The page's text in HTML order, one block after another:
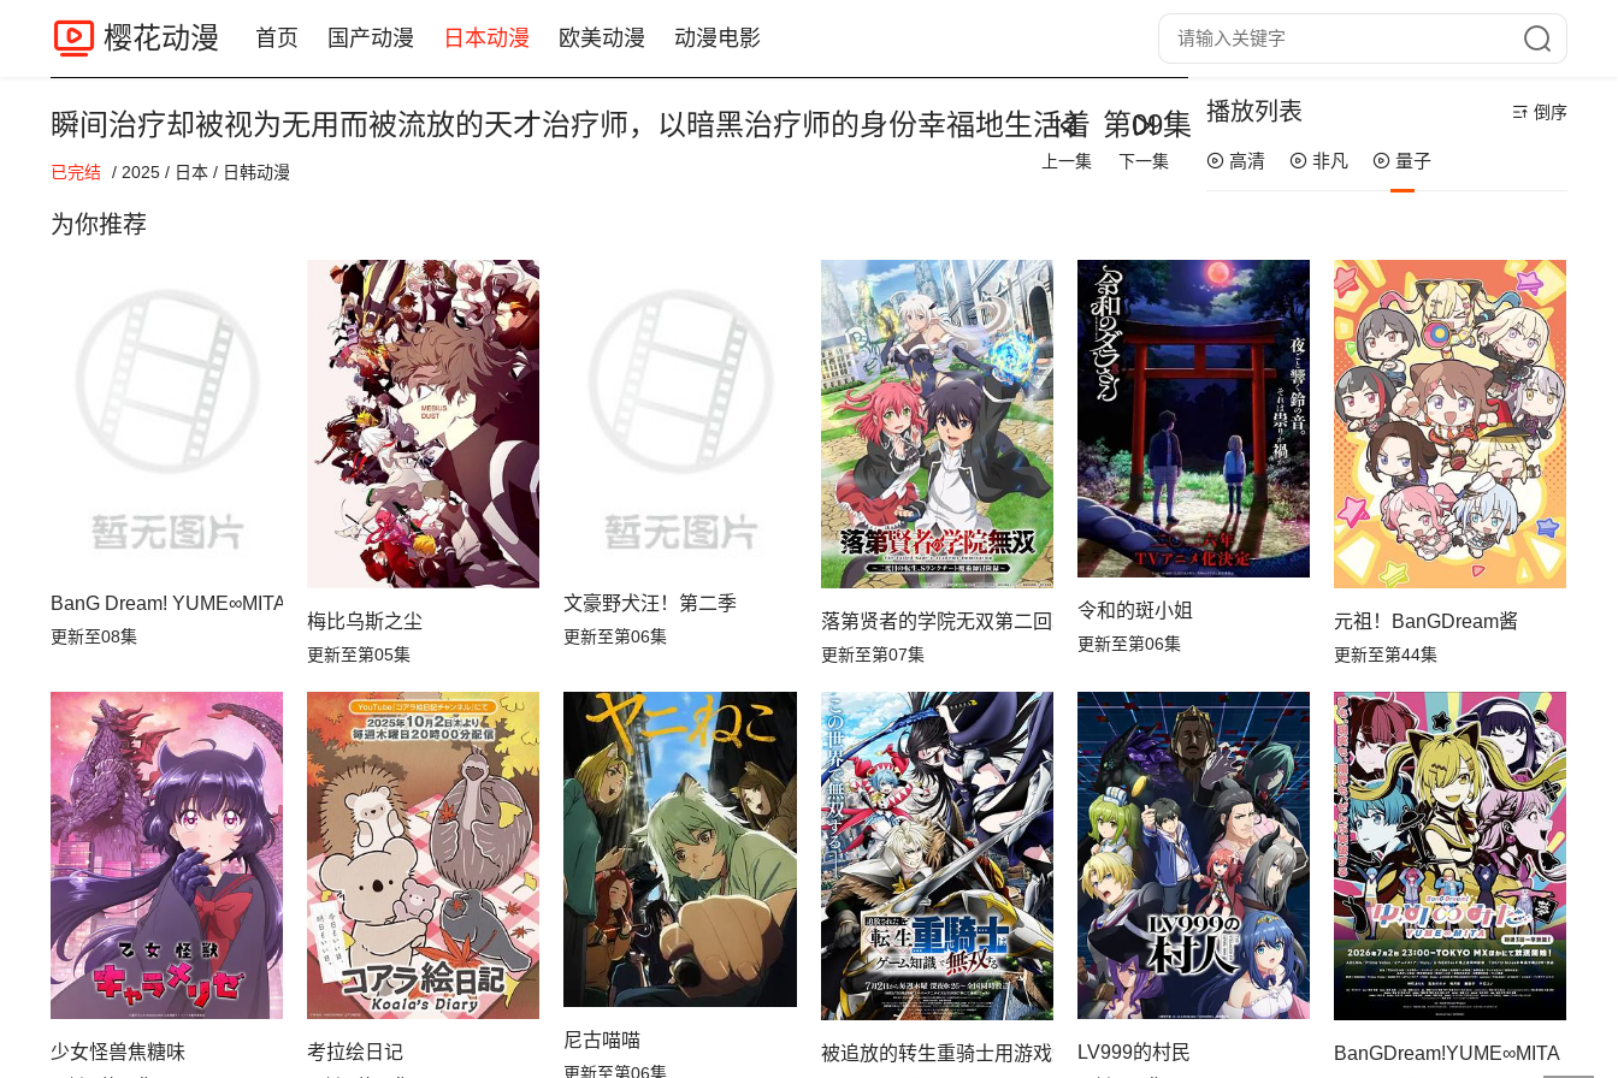
樱花动漫 首页 国产动漫 日本动漫 欧美动漫 动漫电影
00:00 / 00:00
瞬间治疗却被视为无用而被流放的天才治疗师，以暗黑治疗师的身份幸福地生活着 第09集
已完结 / 2025 / 日本 / 日韩动漫
上一集 下一集
播放列表 倒序
高清 非凡 量子
第10集 第09集
第08集 第07集
第06集 第05集
第04集 第03集
第02集 第01集
为你推荐
BanG Dream! YUME∞MITA
更新至08集
梅比乌斯之尘
更新至第05集
文豪野犬汪！第二季
更新至第06集
落第贤者的学院无双第二回转生，S等级作弊魔术师冒险记
更新至第07集
令和的斑小姐
更新至第06集
元祖！BanGDream酱
更新至第44集
少女怪兽焦糖味 考拉绘日记
尼古喵喵
更新至第06集
被追放的转生重骑士用游戏知识开无双
LV999的村民 BanGDream!YUME∞MITA